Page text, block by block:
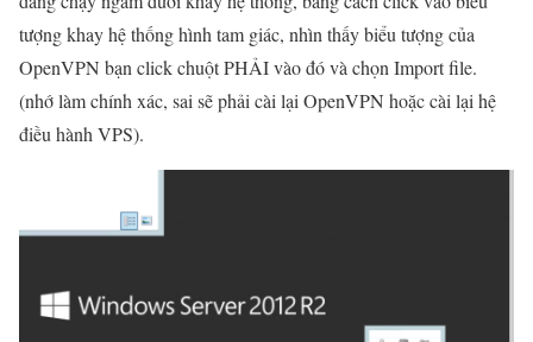
tượng khay hệ thống hình tam giác, nhìn thấy biểu tượng của
OpenVPN bạn click chuột PHẢI vào đó và chọn Import file.
(nhớ làm chính xác, sai sẽ phải cài lại OpenVPN hoặc cài lại hệ
điều hành VPS).